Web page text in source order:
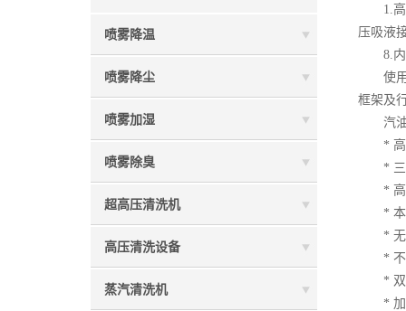
喷雾降温
喷雾降尘
喷雾加湿
喷雾除臭
超高压清洗机
高压清洗设备
蒸汽清洗机
1.高性
压吸液
8.内置
使用
框架及
汽油
* 高
* 三实
* 高
* 本田
* 无
* 不
* 双
* 加